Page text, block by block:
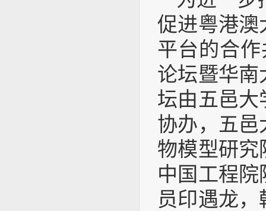
促进粤港澳
平台的合
论坛暨华南
坛由五邑大
协办，五邑
物模型研究
中国工程
员印遇龙